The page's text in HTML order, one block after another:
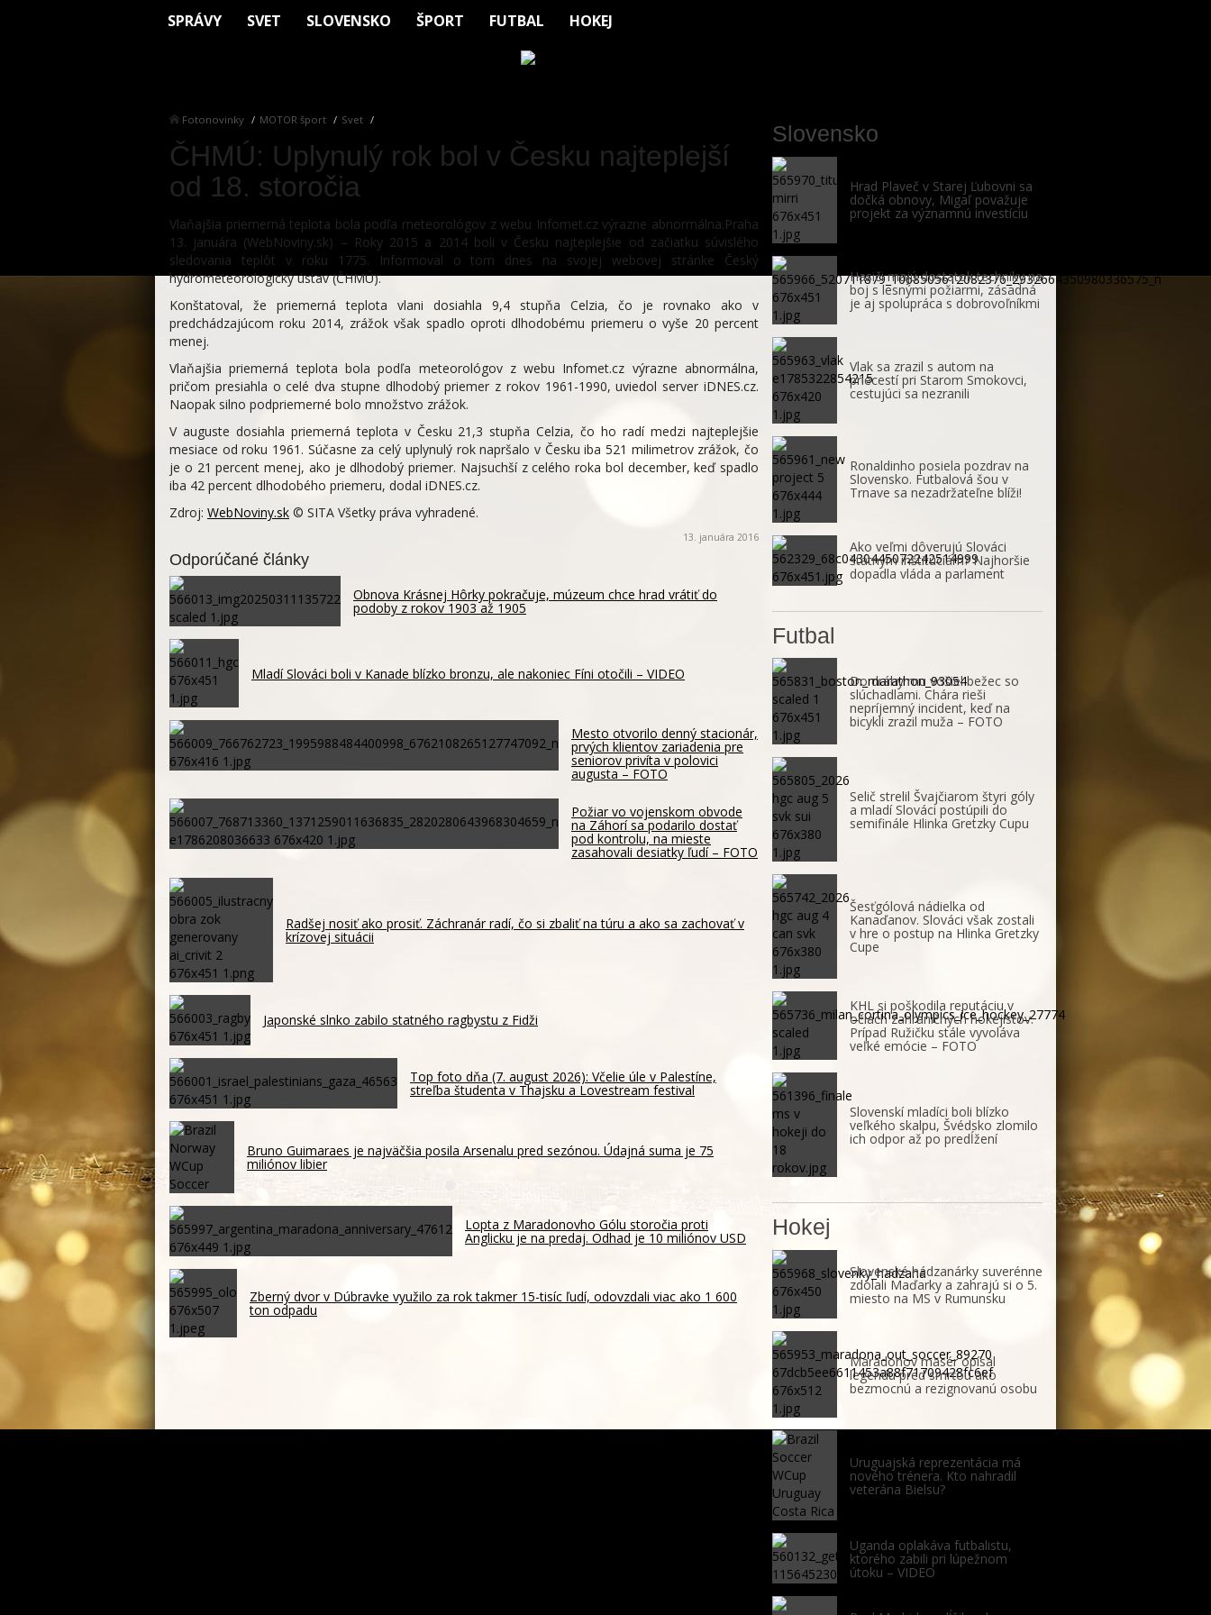
SPRÁVY SVET SLOVENSKO ŠPORT FUTBAL HOKEJ
Fotonovinky MOTOR šport Svet
ČHMÚ: Uplynulý rok bol v Česku najteplejší
od 18. storočia
Vlaňajšia priemerná teplota bola podľa meteorológov z webu Infomet.cz výrazne abnormálna.Praha
13. januára (WebNoviny.sk) – Roky 2015 a 2014 boli v Česku najteplejšie od začiatku súvislého
sledovania teplôt v roku 1775. Informoval o tom dnes na svojej webovej stránke Český
hydrometeorologický ústav (ČHMÚ).
Konštatoval, že priemerná teplota vlani dosiahla 9,4 stupňa Celzia, čo je rovnako ako v
predchádzajúcom roku 2014, zrážok však spadlo oproti dlhodobému priemeru o vyše 20 percent
menej.
Vlaňajšia priemerná teplota bola podľa meteorológov z webu Infomet.cz výrazne abnormálna,
pričom presiahla o celé dva stupne dlhodobý priemer z rokov 1961-1990, uviedol server iDNES.cz.
Naopak silno podpriemerné bolo množstvo zrážok.
V auguste dosiahla priemerná teplota v Česku 21,3 stupňa Celzia, čo ho radí medzi najteplejšie
mesiace od roku 1961. Súčasne za celý uplynulý rok napršalo v Česku iba 521 milimetrov zrážok, čo
je o 21 percent menej, ako je dlhodobý priemer. Najsuchší z celého roka bol december, keď spadlo
iba 42 percent dlhodobého priemeru, dodal iDNES.cz.
Zdroj: WebNoviny.sk © SITA Všetky práva vyhradené.
13. januára 2016
Odporúčané články
Obnova Krásnej Hôrky pokračuje, múzeum chce hrad vrátiť do
podoby z rokov 1903 až 1905
Mladí Slováci boli v Kanade blízko bronzu, ale nakoniec Fíni otočili – VIDEO
Mesto otvorilo denný stacionár,
prvých klientov zariadenia pre
seniorov privíta v polovici
augusta – FOTO
Požiar vo vojenskom obvode
na Záhorí sa podarilo dostať
pod kontrolu, na mieste
zasahovali desiatky ľudí – FOTO
Radšej nosiť ako prosiť. Záchranár radí, čo si zbaliť na túru a ako sa zachovať v
krízovej situácii
Japonské slnko zabilo statného ragbystu z Fidži
Top foto dňa (7. august 2026): Včelie úle v Palestíne,
streľba študenta v Thajsku a Lovestream festival
Bruno Guimaraes je najväčšia posila Arsenalu pred sezónou. Údajná suma je 75
miliónov libier
Lopta z Maradonovho Gólu storočia proti
Anglicku je na predaj. Odhad je 10 miliónov USD
Zberný dvor v Dúbravke využilo za rok takmer 15-tisíc ľudí, odovzdali viac ako 1 600
ton odpadu
Slovensko
Hrad Plaveč v Starej Ľubovni sa
dočká obnovy, Migaľ považuje
projekt za významnú investíciu
Hasiči majú dostatok techniky na
boj s lesnými požiarmi, zásadná
je aj spolupráca s dobrovoľníkmi
Vlak sa zrazil s autom na
priecestí pri Starom Smokovci,
cestujúci sa nezranili
Ronaldinho posiela pozdrav na
Slovensko. Futbalová šou v
Trnave sa nezadržateľne blíži!
Ako veľmi dôverujú Slováci
štátnym inštitúciám? Najhoršie
dopadla vláda a parlament
Futbal
Do dráhy mu vošiel bežec so
slúchadlami. Chára rieši
nepríjemný incident, keď na
bicykli zrazil muža – FOTO
Selič strelil Švajčiarom štyri góly
a mladí Slováci postúpili do
semifinále Hlinka Gretzky Cupu
Šesťgólová nádielka od
Kanaďanov. Slováci však zostali
v hre o postup na Hlinka Gretzky
Cupe
KHL si poškodila reputáciu v
očiach zahraničných hokejistov.
Prípad Ružičku stále vyvoláva
veľké emócie – FOTO
Slovenskí mladíci boli blízko
veľkého skalpu, Švédsko zlomilo
ich odpor až po predĺžení
Hokej
Slovenské hádzanárky suverénne
zdolali Maďarky a zahrajú si o 5.
miesto na MS v Rumunsku
Maradonov masér opísal
legendu pred smrťou ako
bezmocnú a rezignovanú osobu
Uruguajská reprezentácia má
nového trénera. Kto nahradil
veterána Bielsu?
Uganda oplakáva futbalistu,
ktorého zabili pri lúpežnom
útoku – VIDEO